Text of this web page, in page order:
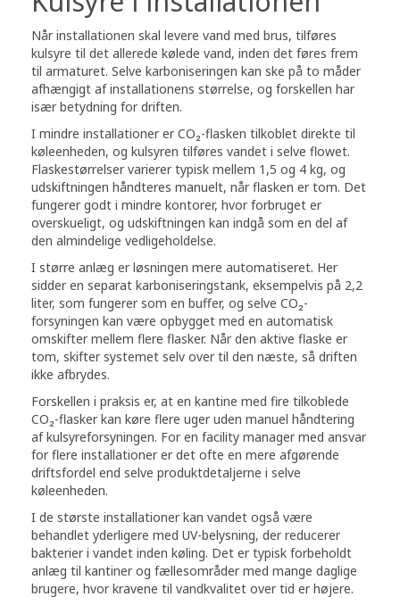
Når installationen skal levere vand med brus, tilføres
kulsyre til det allerede kølede vand, inden det føres frem
til armaturet. Selve karboniseringen kan ske på to måder
afhængigt af installationens størrelse, og forskellen har
især betydning for driften.
I mindre installationer er CO₂-flasken tilkoblet direkte til
køleenheden, og kulsyren tilføres vandet i selve flowet.
Flaskestørrelser varierer typisk mellem 1,5 og 4 kg, og
udskiftningen håndteres manuelt, når flasken er tom. Det
fungerer godt i mindre kontorer, hvor forbruget er
overskueligt, og udskiftningen kan indgå som en del af
den almindelige vedligeholdelse.
I større anlæg er løsningen mere automatiseret. Her
sidder en separat karboniseringstank, eksempelvis på 2,2
liter, som fungerer som en buffer, og selve CO₂-
forsyningen kan være opbygget med en automatisk
omskifter mellem flere flasker. Når den aktive flaske er
tom, skifter systemet selv over til den næste, så driften
ikke afbrydes.
Forskellen i praksis er, at en kantine med fire tilkoblede
CO₂-flasker kan køre flere uger uden manuel håndtering
af kulsyreforsyningen. For en facility manager med ansvar
for flere installationer er det ofte en mere afgørende
driftsfordel end selve produktdetaljerne i selve
køleenheden.
I de største installationer kan vandet også være
behandlet yderligere med UV-belysning, der reducerer
bakterier i vandet inden køling. Det er typisk forbeholdt
anlæg til kantiner og fællesområder med mange daglige
brugere, hvor kravene til vandkvalitet over tid er højere.